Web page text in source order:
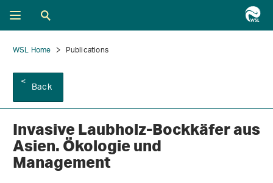
WSL Home Publications
Back
Invasive Laubholz-Bockkäfer aus
Asien. Ökologie und
Management